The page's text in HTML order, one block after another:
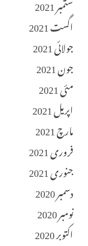
اگست 2021
جولائی 2021
جون 2021
مئی 2021
اپریل 2021
مارچ 2021
فروری 2021
جنوری 2021
دسمبر 2020
نومبر 2020
اکتوبر 2020